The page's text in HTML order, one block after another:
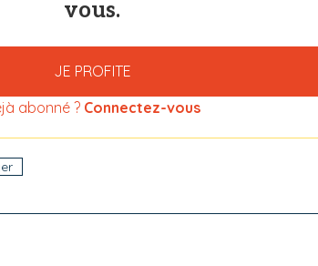
vous.
JE PROFITE
abonné ? Connectez-vous